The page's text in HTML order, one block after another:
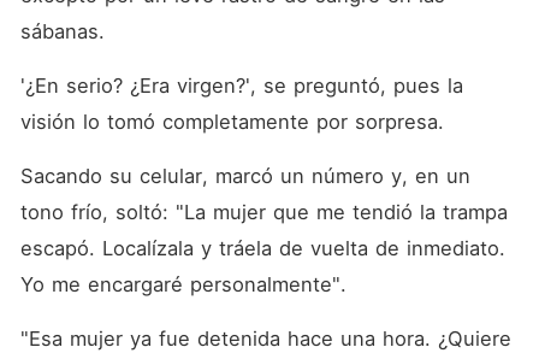
sábanas.
'¿En serio? ¿Era virgen?', se preguntó, pues la
visión lo tomó completamente por sorpresa.
Sacando su celular, marcó un número y, en un
tono frío, soltó: "La mujer que me tendió la trampa
escapó. Localízala y tráela de vuelta de inmediato.
Yo me encargaré personalmente".
"Esa mujer ya fue detenida hace una hora. ¿Quiere